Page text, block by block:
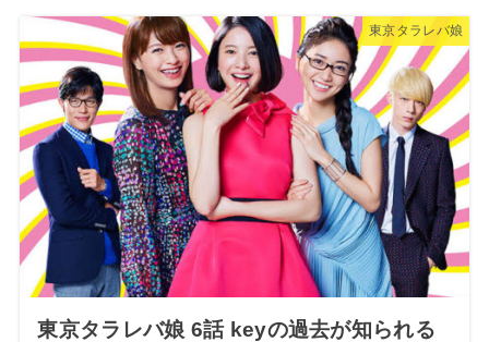
東京タラレバ娘
東京タラレバ娘 6話 keyの過去が知られる